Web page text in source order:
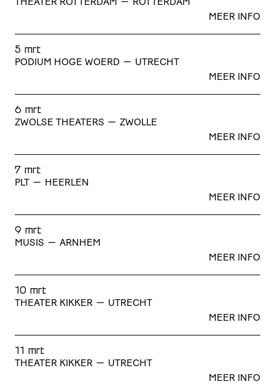
MEER INFO
5 mrt
PODIUM HOGE WOERD — UTRECHT
MEER INFO
6 mrt
ZWOLSE THEATERS — ZWOLLE
MEER INFO
7 mrt
PLT — HEERLEN
MEER INFO
9 mrt
MUSIS — ARNHEM
MEER INFO
10 mrt
THEATER KIKKER — UTRECHT
MEER INFO
11 mrt
THEATER KIKKER — UTRECHT
MEER INFO